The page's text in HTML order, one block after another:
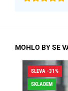
MOHLO BY SE
SLEVA -31%
SKLADEM